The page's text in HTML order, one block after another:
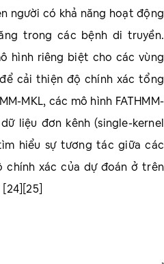
người có khả năng hoạt động
trong các bệnh di truyền.
hình riêng biệt cho các vùng
cải thiện độ chính xác tổng
MKL, các mô hình FATHMM-
liệu đơn kênh (single-kernel
hiểu sự tương tác giữa các
chính xác của dự đoán ở trên